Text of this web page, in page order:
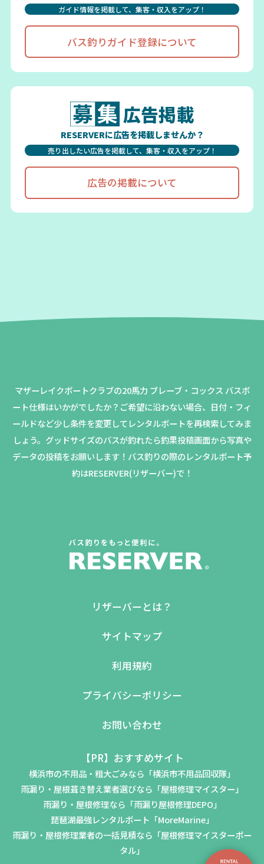
ガイド情報を掲載して、集客・収入をアップ！
バス釣りガイド登録について
広告掲載
RESERVERに広告を掲載しませんか？
売り出したい広告を掲載して、集客・収入をアップ！
広告の掲載について
マザーレイクボートクラブの20馬力 ブレーブ・コックス バスボ
ート仕様はいかがでしたか？ ご希望に沿わない場合、日付・フィ
ールドなど少し条件を変更してレンタルボートを再検索してみま
しょう。 グッドサイズのバスが釣れたら釣果投稿画面から写真や
データの投稿をお願いします！バス釣りの際のレンタルボート予
約はRESERVER(リザーバー)で！
リザーバーとは？
サイトマップ
利用規約
プライバシーポリシー
お問い合わせ
【PR】おすすめサイト
横浜市の不用品・粗大ごみなら「横浜市不用品回収隊」
雨漏り・屋根葺き替え業者選びなら「屋根修理マイスター」
雨漏り・屋根修理なら「雨漏り屋根修理DEPO」
琵琶湖最強レンタルボート「MoreMarine」
雨漏り・屋根修理業者の一括見積なら「屋根修理マイスターポー
タル」